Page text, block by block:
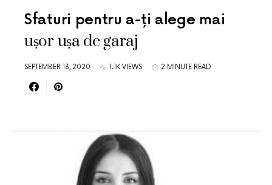
Sfaturi pentru a-ți alege mai
ușor ușa de garaj
SEPTEMBER 13, 2020 1.1K VIEWS 2 MINUTE READ